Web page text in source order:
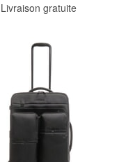
Livraison gratuite